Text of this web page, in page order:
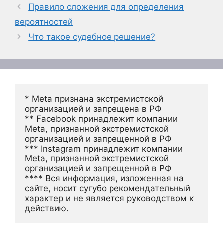
Правило сложения для определения
вероятностей
Что такое судебное решение?
* Meta признана экстремистской
организацией и запрещена в РФ
** Facebook принадлежит компании
Meta, признанной экстремистской
организацией и запрещенной в РФ
*** Instagram принадлежит компании
Meta, признанной экстремистской
организацией и запрещенной в РФ
**** Вся информация, изложенная на
сайте, носит сугубо рекомендательный
характер и не является руководством к
действию.